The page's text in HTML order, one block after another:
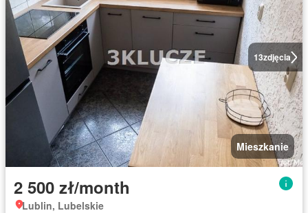
13zdjęcia
Mieszkanie
2 500 zł/month
Lublin, Lubelskie